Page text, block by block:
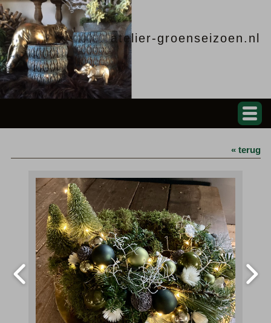
atelier-groenseizoen.nl
« terug